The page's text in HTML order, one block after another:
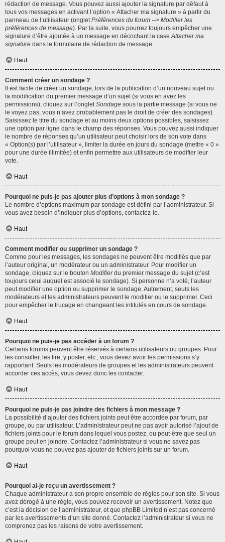
rédaction de message. Vous pouvez aussi ajouter la signature par défaut à
tous vos messages en activant l’option « Attacher ma signature » à partir du
panneau de l’utilisateur (ongletPréférences du forum --> Modifier les
préférences de message). Par la suite, vous pourrez toujours empêcher une
signature d’être ajoutée à un message en décochant la caseAttacher ma
signature dans le formulaire de rédaction de message.
Haut
Comment créer un sondage ?
Il est facile de créer un sondage, lors de la publication d’un nouveau sujet ou
la modification du premier message d’un sujet (si vous en avez les
permissions), cliquez sur l’ongletSondage sous la partie message (si vous ne
le voyez pas, vous n’avez probablement pas le droit de créer des sondages).
Saisissez le titre du sondage et au moins deux options possibles, saisissez
une option par ligne dans le champ des réponses. Vous pouvez aussi indiquer
le nombre de réponses qu’un utilisateur peut choisir lors de son vote dans
« Option(s) par l’utilisateur », limiter la durée en jours du sondage (mettre « 0 »
pour une durée illimitée) et enfin permettre aux utilisateurs de modifier leur
vote.
Haut
Pourquoi ne puis-je pas ajouter plus d’options à mon sondage ?
Le nombre d’options maximum par sondage est défini par l’administrateur. Si
vous avez besoin d’indiquer plus d’options, contactez-le.
Haut
Comment modifier ou supprimer un sondage ?
Comme pour les messages, les sondages ne peuvent être modifiés que par
l’auteur original, un modérateur ou un administrateur. Pour modifier un
sondage, cliquez sur le bouton Modifierdu premier message du sujet (c’est
toujours celui auquel est associé le sondage). Si personne n’a voté, l’auteur
peut modifier une option ou supprimer le sondage. Autrement, seuls les
modérateurs et les administrateurs peuvent le modifier ou le supprimer. Ceci
pour empêcher le trucage en changeant les intitulés en cours de sondage.
Haut
Pourquoi ne puis-je pas accéder à un forum ?
Certains forums peuvent être réservés à certains utilisateurs ou groupes. Pour
les consulter, les lire, y poster, etc., vous devez avoir les permissions s’y
rapportant. Seuls les modérateurs de groupes et les administrateurs peuvent
accorder ces accès, vous devez donc les contacter.
Haut
Pourquoi ne puis-je pas joindre des fichiers à mon message ?
La possibilité d’ajouter des fichiers joints peut être accordée par forum, par
groupe, ou par utilisateur. L’administrateur peut ne pas avoir autorisé l’ajout de
fichiers joints pour le forum dans lequel vous postez, ou peut-être que seul un
groupe peut en joindre. Contactez l’administrateur si vous ne savez pas
pourquoi vous ne pouvez pas ajouter de fichiers joints sur un forum.
Haut
Pourquoi ai-je reçu un avertissement ?
Chaque administrateur a son propre ensemble de règles pour son site. Si vous
avez dérogé à une règle, vous pouvez recevoir un avertissement. Notez que
c’est la décision de l’administrateur, et que phpBB Limited n’est pas concerné
par les avertissements d’un site donné. Contactez l’administrateur si vous ne
comprenez pas les raisons de votre avertissement.